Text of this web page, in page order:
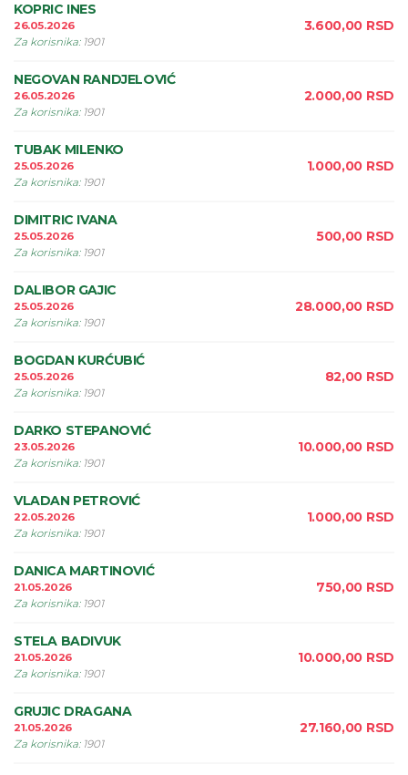
KOPRIC INES
26.05.2026
Za korisnika: 1901
3.600,00 RSD
NEGOVAN RANDJELOVIĆ
26.05.2026
Za korisnika: 1901
2.000,00 RSD
TUBAK MILENKO
25.05.2026
Za korisnika: 1901
1.000,00 RSD
DIMITRIC IVANA
25.05.2026
Za korisnika: 1901
500,00 RSD
DALIBOR GAJIC
25.05.2026
Za korisnika: 1901
28.000,00 RSD
BOGDAN KURĆUBIĆ
25.05.2026
Za korisnika: 1901
82,00 RSD
DARKO STEPANOVIĆ
23.05.2026
Za korisnika: 1901
10.000,00 RSD
VLADAN PETROVIĆ
22.05.2026
Za korisnika: 1901
1.000,00 RSD
DANICA MARTINOVIĆ
21.05.2026
Za korisnika: 1901
750,00 RSD
STELA BADIVUK
21.05.2026
Za korisnika: 1901
10.000,00 RSD
GRUJIC DRAGANA
21.05.2026
Za korisnika: 1901
27.160,00 RSD